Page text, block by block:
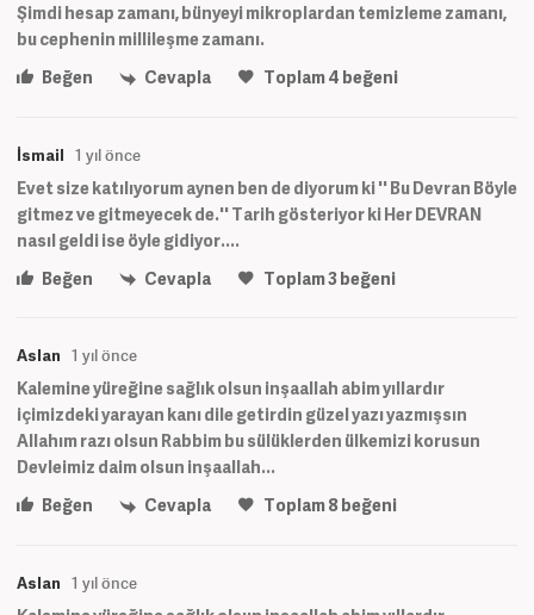
Şimdi hesap zamanı, bünyeyi mikroplardan temizleme zamanı,
bu cephenin millileşme zamanı.
Beğen
Cevapla Toplam4 beğeni
İsmail 1 yıl önce
Evet size katılıyorum aynen ben de diyorum ki '' Bu Devran Böyle
gitmez ve gitmeyecek de.'' Tarih gösteriyor ki Her DEVRAN
nasıl geldi ise öyle gidiyor....
Beğen
Cevapla Toplam3beğeni
Aslan 1 yıl önce
Kalemine yüreğine sağlık olsun inşaallah abim yıllardır
içimizdeki yarayan kanı dile getirdin güzel yazı yazmışsın
Allahım razı olsun Rabbim bu sülüklerden ülkemizi korusun
Devleimiz daim olsun inşaallah...
Beğen
Cevapla Toplam8beğeni
Aslan 1 yıl önce